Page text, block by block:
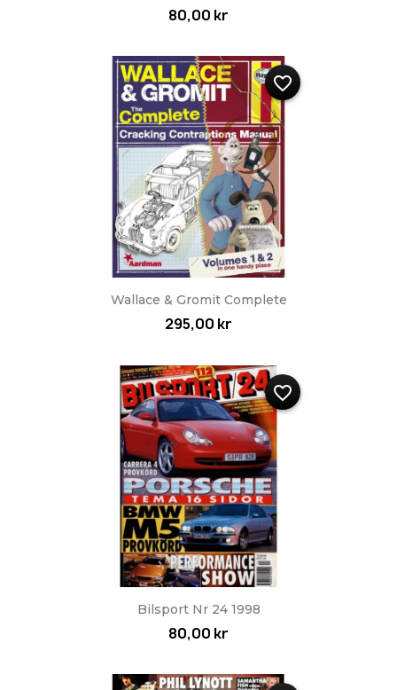
80,00 kr
Wallace & Gromit Complete
295,00 kr
favorite_border
Bilsport Nr 24 1998
80,00 kr
favorite_border